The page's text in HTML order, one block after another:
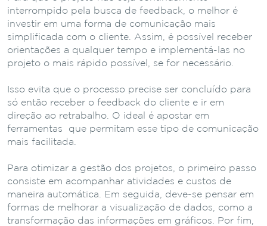
interrompido pela busca de feedback, o melhor é
investir em uma forma de comunicação mais
simplificada com o cliente. Assim, é possível receber
orientações a qualquer tempo e implementá-las no
projeto o mais rápido possível, se for necessário.
Isso evita que o processo precise ser concluído para
só então receber o feedback do cliente e ir em
direção ao retrabalho. O ideal é apostar em
ferramentas que permitam esse tipo de comunicação
mais facilitada.
Para otimizar a gestão dos projetos, o primeiro passo
consiste em acompanhar atividades e custos de
maneira automática. Em seguida, deve-se pensar em
formas de melhorar a visualização de dados, como a
transformação das informações em gráficos. Por fim,